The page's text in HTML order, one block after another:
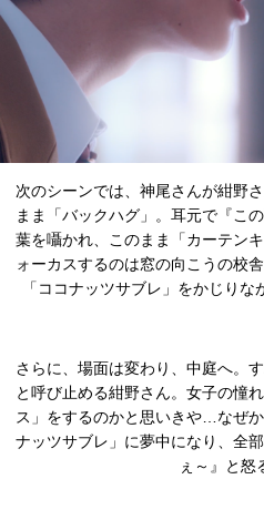
次のシーンでは、神尾さんが紺野
まま「バックハグ」。耳元で『こ
葉を囁かれ、このまま「カーテン
ォーカスするのは窓の向こうの校
「ココナッツサブレ」をかじりな
さらに、場面は変わり、中庭へ。
と呼び止める紺野さん。女子の憧
ス」をするのかと思いきや…なぜ
ナッツサブレ」に夢中になり、全
ぇ～』と怒